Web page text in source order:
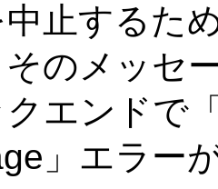
中止するた
そのメッセ
エンドで
」エラー